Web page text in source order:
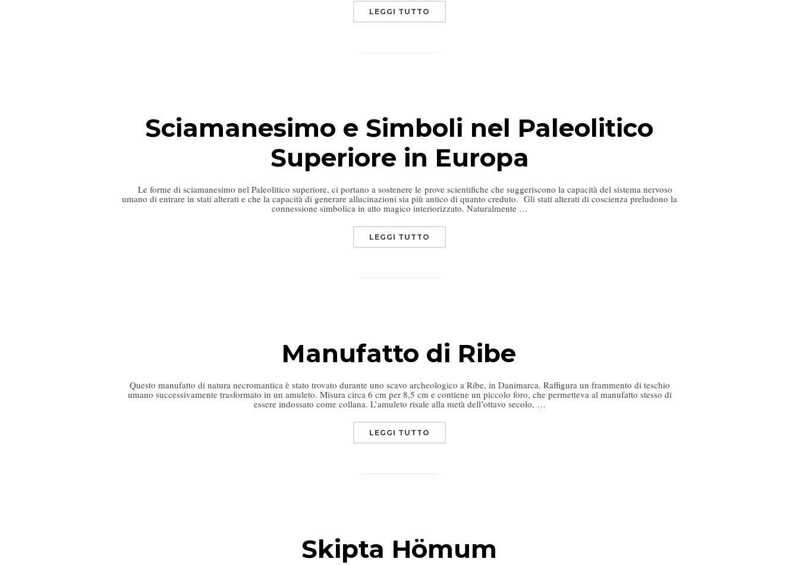
LEGGI TUTTO
Sciamanesimo e Simboli nel Paleolitico
Superiore in Europa
Le forme di sciamanesimo nel Paleolitico superiore, ci portano a sostenere le prove scientifiche che suggeriscono la capacità del sistema nervoso
umano di entrare in stati alterati e che la capacità di generare allucinazioni sia più antico di quanto creduto. Gli stati alterati di coscienza preludono la
connessione simbolica in atto magico interiorizzato. Naturalmente …
LEGGI TUTTO
Manufatto di Ribe
Questo manufatto di natura necromantica è stato trovato durante uno scavo archeologico a Ribe, in Danimarca. Raffigura un frammento di teschio
umano successivamente trasformato in un amuleto. Misura circa 6 cm per 8,5 cm e contiene un piccolo foro, che permetteva al manufatto stesso di
essere indossato come collana. L’amuleto risale alla metà dell’ottavo secolo, …
LEGGI TUTTO
Skipta Hömum